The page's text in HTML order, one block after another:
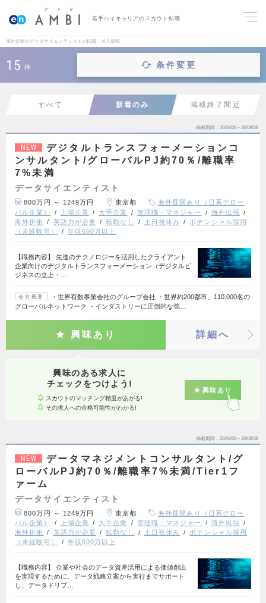
若手ハイキャリアのスカウト転職
海外折衝のデータサイエンティストの転職・求人情報
15 件 条件変更
すべて 新着のみ 掲載終了間近
掲載期間 26/08/08～26/08/28
NEW
デジタルトランスフォーメーションコ
ンサルタント/グローバルPJ約70％/離職率
7%未満
データサイエンティスト
800万円 ～ 1249万円 東京都
海外展開あり（日系グロー
バル企業）
上場企業 大手企業 管理職・マネジャー
海外出張
海外折衝
英語力が必要 転勤なし 土日祝休み
ポテンシャル採用
（未経験可）
年収600万以上
【職務内容】 先進のテクノロジーを活用したクライアント
企業向けのデジタルトランスフォーメーション（デジタルビ
ジネスの立上・…
会社概要
・世界有数事業会社のグループ会社 ・世界約200都市、110,000名の
グローバルネットワーク ・インダストリーに圧倒的な強…
興味あり 詳細へ
興味のある求人に
チェックをつけよう!
スカウトのマッチング精度があがる!
その求人への合格可能性がわかる!
興味あり
掲載期間 26/08/08～26/08/28
NEW
データマネジメントコンサルタント/グ
ローバルPJ約70％/離職率7%未満/Tier1フ
ァーム
データサイエンティスト
800万円 ～ 1249万円 東京都
海外展開あり（日系グロー
バル企業）
上場企業 大手企業 管理職・マネジャー
海外出張
海外折衝
英語力が必要 転勤なし 土日祝休み
ポテンシャル採用
（未経験可）
年収600万以上
【職務内容】 企業や社会のデータ資産活用による価値創出
を実現するために、データ戦略立案から実行までサポート
し、データドリブ…